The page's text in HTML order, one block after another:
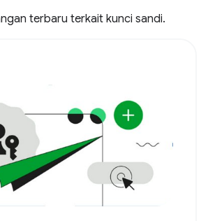
terbaru terkait kunci sandi.